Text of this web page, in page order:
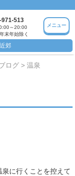
971-513
～20:00
末年始除く
メニュー
郊
ログ 温泉
に行くことを控えて